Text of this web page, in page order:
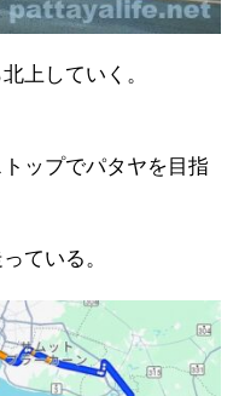
上していく。
ップでパタヤを目指
ている。